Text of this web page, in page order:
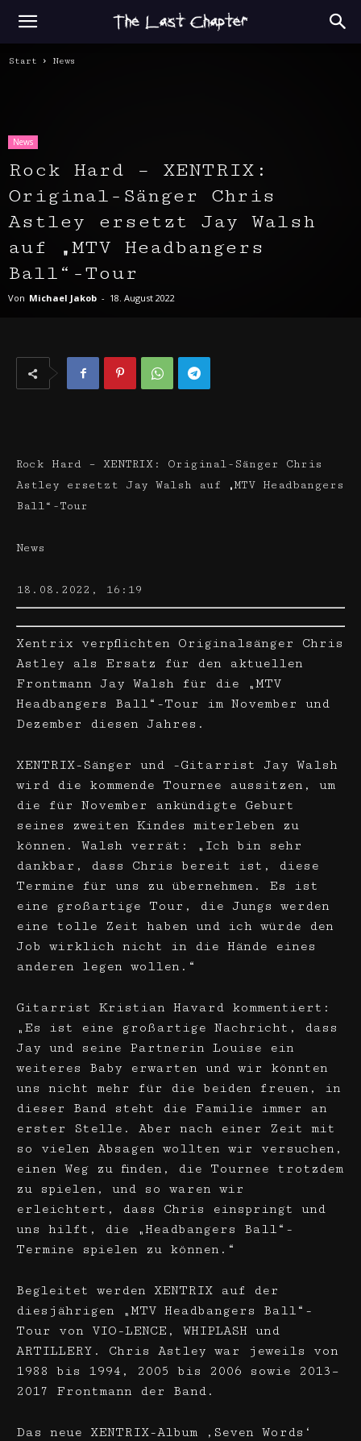
Start News
News
Rock Hard – XENTRIX:
Original-Sänger Chris
Astley ersetzt Jay Walsh
auf „MTV Headbangers
Ball“-Tour
Von Michael Jakob - 18. August 2022
Rock Hard – XENTRIX: Original-Sänger Chris
Astley ersetzt Jay Walsh auf „MTV Headbangers
Ball“-Tour
News
18.08.2022, 16:19
Xentrix verpflichten Originalsänger Chris
Astley als Ersatz für den aktuellen
Frontmann Jay Walsh für die „MTV
Headbangers Ball“-Tour im November und
Dezember diesen Jahres.
XENTRIX-Sänger und -Gitarrist Jay Walsh
wird die kommende Tournee aussitzen, um
die für November ankündigte Geburt
seines zweiten Kindes miterleben zu
können. Walsh verrät: „Ich bin sehr
dankbar, dass Chris bereit ist, diese
Termine für uns zu übernehmen. Es ist
eine großartige Tour, die Jungs werden
eine tolle Zeit haben und ich würde den
Job wirklich nicht in die Hände eines
anderen legen wollen.“
Gitarrist Kristian Havard kommentiert:
„Es ist eine großartige Nachricht, dass
Jay und seine Partnerin Louise ein
weiteres Baby erwarten und wir könnten
uns nicht mehr für die beiden freuen, in
dieser Band steht die Familie immer an
erster Stelle. Aber nach einer Zeit mit
so vielen Absagen wollten wir versuchen,
einen Weg zu finden, die Tournee trotzdem
zu spielen, und so waren wir
erleichtert, dass Chris einspringt und
uns hilft, die „Headbangers Ball“-
Termine spielen zu können.“
Begleitet werden XENTRIX auf der
diesjährigen „MTV Headbangers Ball“-
Tour von VIO-LENCE, WHIPLASH und
ARTILLERY. Chris Astley war jeweils von
1988 bis 1994, 2005 bis 2006 sowie 2013–
2017 Frontmann der Band.
Das neue XENTRIX-Album ‚Seven Words‘